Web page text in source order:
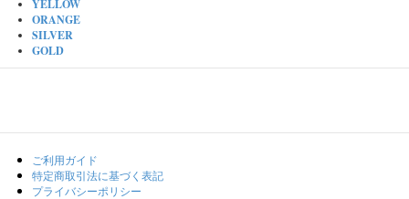
YELLOW
ORANGE
SILVER
GOLD
ご利用ガイド
特定商取引法に基づく表記
プライバシーポリシー